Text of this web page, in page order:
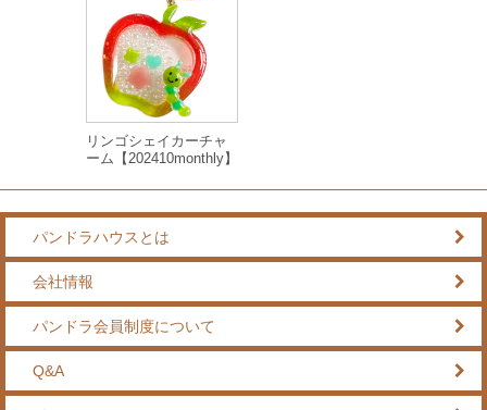
リンゴシェイカーチャ
ーム【202410monthly】
パンドラハウスとは
会社情報
パンドラ会員制度について
Q&A